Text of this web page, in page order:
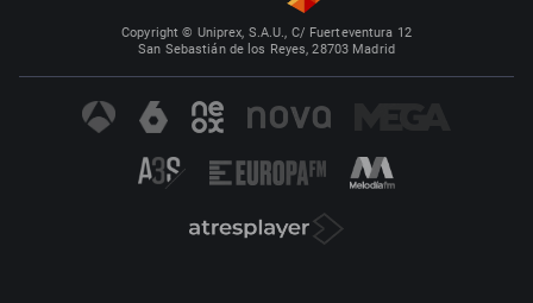
Copyright © Uniprex, S.A.U., C/ Fuerteventura 12
San Sebastián de los Reyes, 28703 Madrid